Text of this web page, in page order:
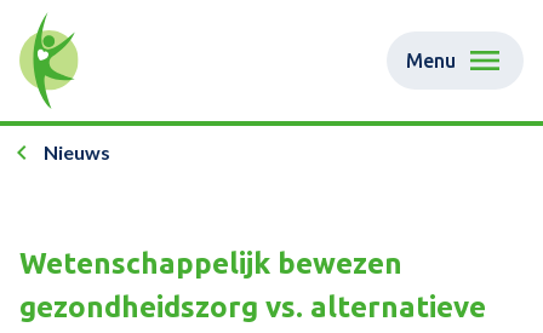
Menu
Nieuws
Wetenschappelijk bewezen
gezondheidszorg vs. alternatieve